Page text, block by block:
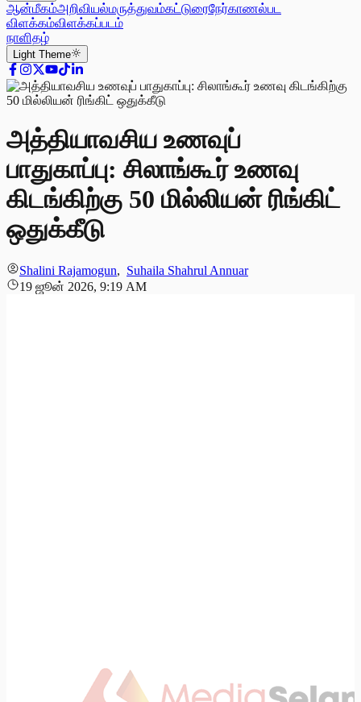
ஆன்மீகம்அறிவியல்மருத்துவம்கட்டுரைநேர்காணல்பட
விளக்கம்விளக்கப்படம்
நாளிதழ்
Light Theme
அத்தியாவசிய உணவுப்
பாதுகாப்பு: சிலாங்கூர் உணவு
கிடங்கிற்கு 50 மில்லியன் ரிங்கிட்
ஒதுக்கீடு
Shalini Rajamogun, Suhaila Shahrul Annuar
19 ஜூன் 2026, 9:19 AM